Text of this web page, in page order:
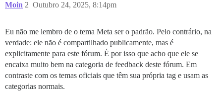
Moin Outubro 24, 2025, 8:14pm
2
Eu não me lembro de o tema Meta ser o padrão. Pelo contrário, na
verdade: ele não é compartilhado publicamente, mas é
explicitamente para este fórum. É por isso que acho que ele se
encaixa muito bem na categoria de feedback deste fórum. Em
contraste com os temas oficiais que têm sua própria tag e usam as
categorias normais.